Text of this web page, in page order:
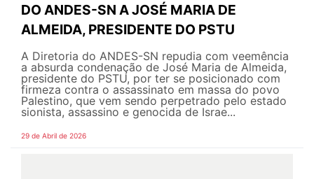
DO ANDES-SN A JOSÉ MARIA DE
ALMEIDA, PRESIDENTE DO PSTU
A Diretoria do ANDES-SN repudia com veemência
a absurda condenação de José Maria de Almeida,
presidente do PSTU, por ter se posicionado com
firmeza contra o assassinato em massa do povo
Palestino, que vem sendo perpetrado pelo estado
sionista, assassino e genocida de Israe...
29 de Abril de 2026